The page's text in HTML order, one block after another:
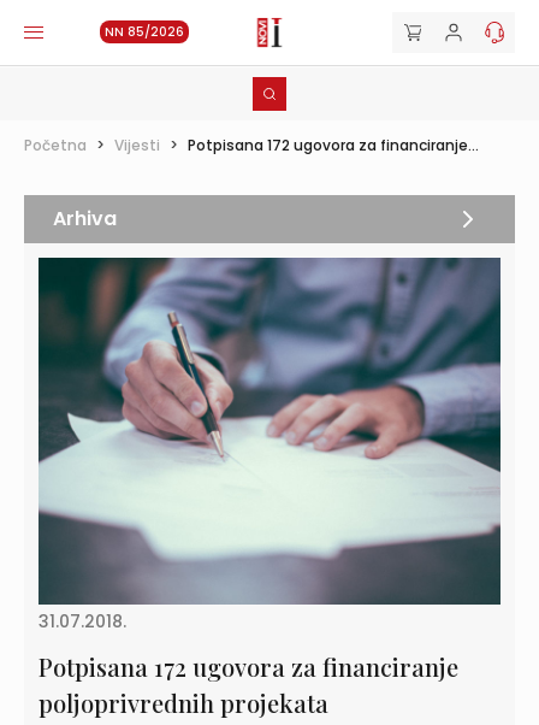
NN 85/2026
Početna > Vijesti > Potpisana 172 ugovora za financiranje...
31.07.2018.
Potpisana 172 ugovora za financiranje
poljoprivrednih projekata
Arhiva